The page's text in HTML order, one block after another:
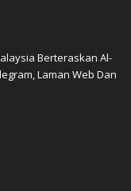
Berteraskan Al-
Laman Web Dan